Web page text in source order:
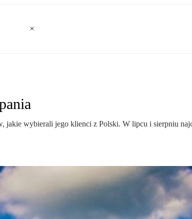
wybierali jego klienci z Polski. W lipcu i sierpniu